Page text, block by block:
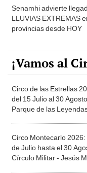
Senamhi advierte
LLUVIAS EXTREMAS
provincias desde HOY
¡Vamos al
Circo de las Estrellas
del 15 Julio al 30 Agosto.
Parque de las Leyendas
Circo Montecarlo 2026:
de Julio hasta el 30
Círculo Militar - Jesús